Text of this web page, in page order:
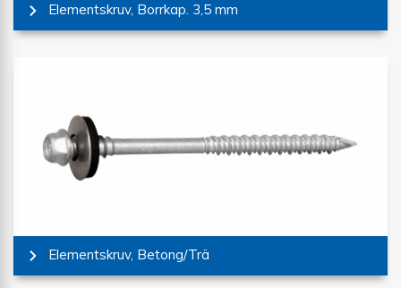
Elementskruv, Borrkap. 3,5 mm
Elementskruv, Betong/Trä